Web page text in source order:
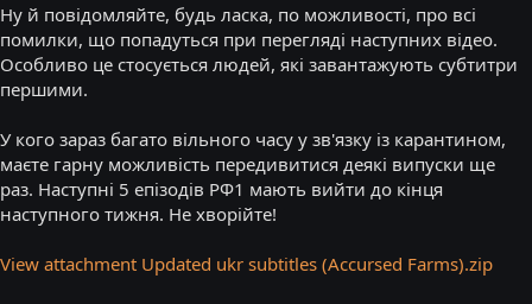
Ну й повідомляйте, будь ласка, по можливості, про всі
помилки, що попадуться при перегляді наступних відео.
Особливо це стосується людей, які завантажують субтитри
першими.
У кого зараз багато вільного часу у зв'язку із карантином,
маєте гарну можливість передивитися деякі випуски ще
раз. Наступні 5 епізодів РФ1 мають вийти до кінця
наступного тижня. Не хворійте!
View attachment Updated ukr subtitles (Accursed Farms).zip